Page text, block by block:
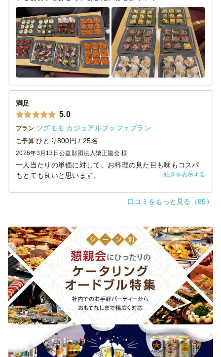
スの良い内容に大変満足でした。ゲストも喜んでくれまし
た。
満足
5.0
プラン ツグモモ カジュアルブッフェプラン
ご予算 ひとり800円 / 25名
2026年3月13日 公益財団法人矯正協会 様
一人当たりの単価に対して、お料理の見た目も味もコスパ
もとても良いと思います。
幹事として助かるのがとにかく「お値段」ですかね、物価
続きを表示する
口コミをもっと見る（85）